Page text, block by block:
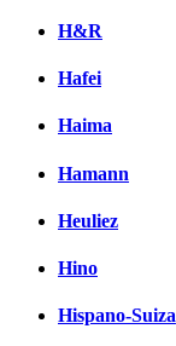
H&R
Hafei
Haima
Hamann
Heuliez
Hino
Hispano-Suiza